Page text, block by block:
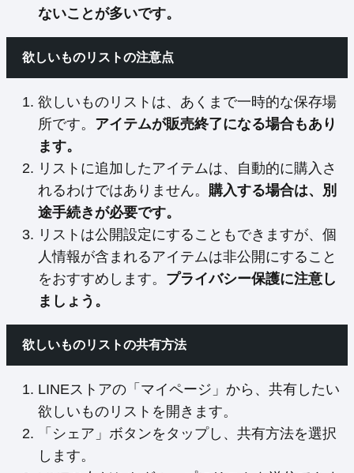
ないことが多いです。
欲しいものリストの注意点
欲しいものリストは、あくまで一時的な保存場
所です。 アイテムが販売終了になる場合もあり
ます。
リストに追加したアイテムは、自動的に購入さ
れるわけではありません。 購入する場合は、別
途手続きが必要です。
リストは公開設定にすることもできますが、個
人情報が含まれるアイテムは非公開にすること
をおすすめします。 プライバシー保護に注意し
ましょう。
欲しいものリストの共有方法
LINEストアの「マイページ」から、共有したい
欲しいものリストを開きます。
「シェア」ボタンをタップし、共有方法を選択
します。